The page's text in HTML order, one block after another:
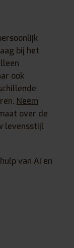
bij het
ook
Neem
over de
levensstijl
van AI en